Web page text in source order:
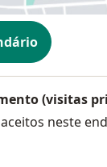
(visitas
neste